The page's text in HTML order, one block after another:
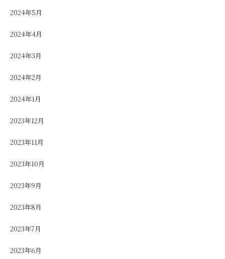
2024年5月
2024年4月
2024年3月
2024年2月
2024年1月
2023年12月
2023年11月
2023年10月
2023年9月
2023年8月
2023年7月
2023年6月